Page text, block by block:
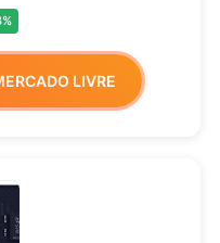
LIVRE